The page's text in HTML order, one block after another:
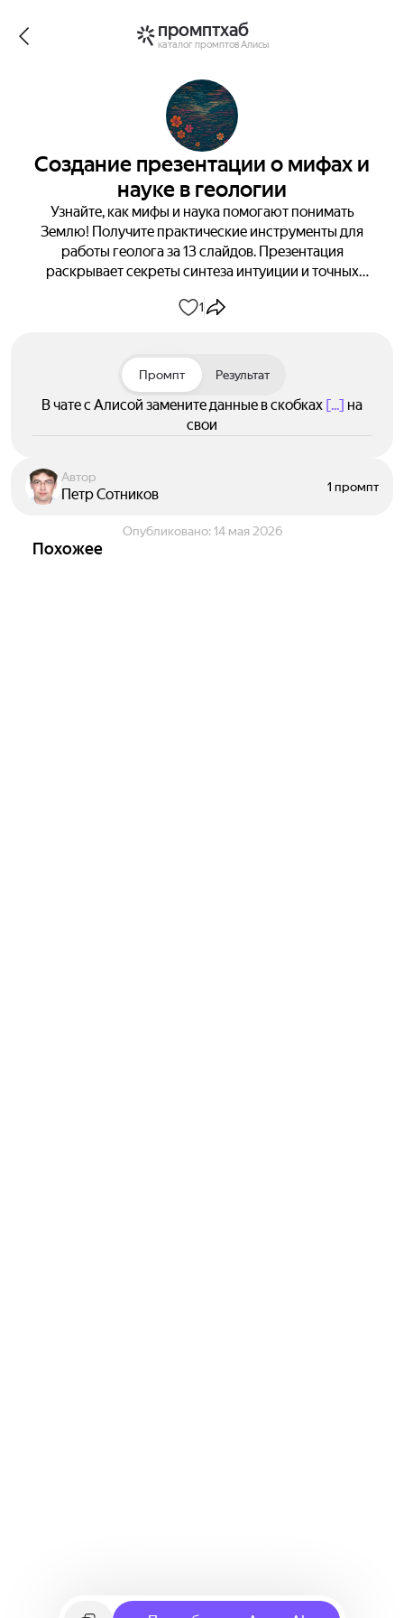
промптхаб
каталог промптов Алисы
Создание презентации о мифах и
науке в геологии
Узнайте, как мифы и наука помогают понимать
Землю! Получите практические инструменты для
работы геолога за 13 слайдов. Презентация
раскрывает секреты синтеза интуиции и точных
сегодня!
1
Промпт Результат
В чате с Алисой замените данные в скобках [...] на
свои
Автор
Петр Сотников 1 промпт
Опубликовано: 14 мая 2026
Похожее